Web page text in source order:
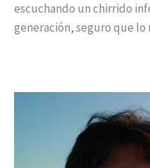
escuchando un chirrido
generación, seguro que lo